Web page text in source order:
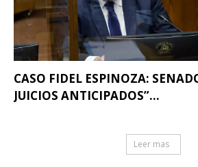
CASO FIDEL ESPINOZA:
JUICIOS ANTICIPADOS”...
Leer mas